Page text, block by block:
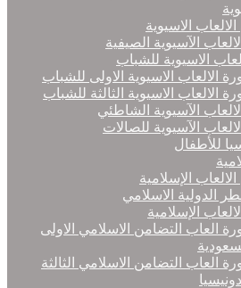
الاسيوية
الآسيوية الصيفية
الاسيوية للشباب
الالعاب الاسيوية الاولى للشباب
الالعاب الاسيوية الثالثة للشباب
الآسيوية الشاطئي
الآسيوية للصالات
للأطفال
الإسلامية
الدولية الاسلامي
الإسلامية
العاب التضامن الاسلامي الاولى
العاب التضامن الاسلامي الثالثة